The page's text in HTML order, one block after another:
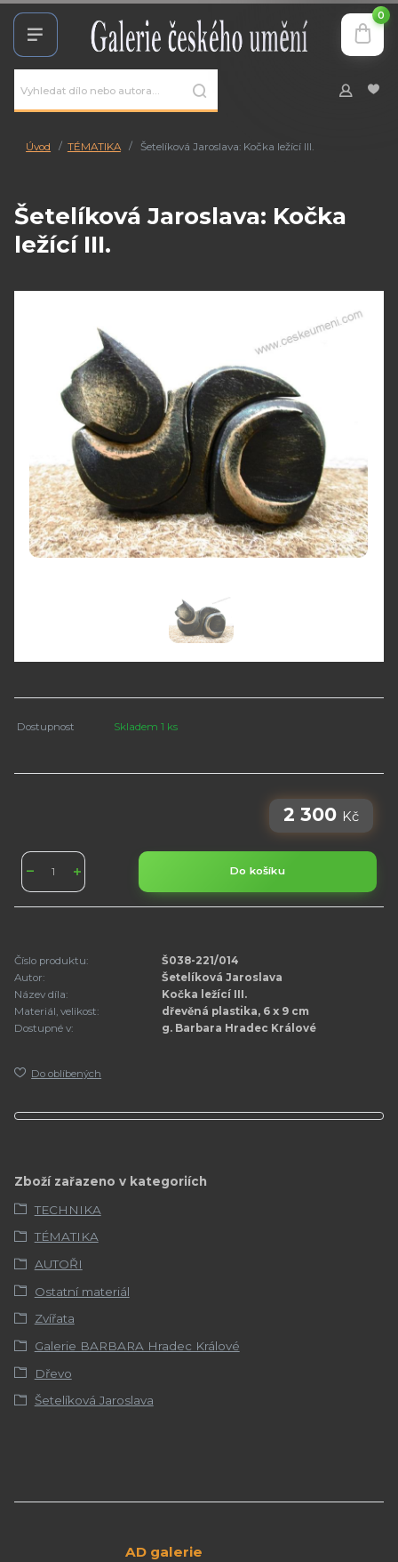
0
Úvod TÉMATIKA Šetelíková Jaroslava: Kočka ležící III.
Šetelíková Jaroslava: Kočka
ležící III.
Dostupnost Skladem 1 ks
2 300 Kč
Do košíku
Číslo produktu:
Š038-221/014
Autor:
Šetelíková Jaroslava
Název díla:
Kočka ležící III.
Materiál, velikost:
dřevěná plastika, 6 x 9 cm
Dostupné v:
g. Barbara Hradec Králové
Do oblíbených
Zboží zařazeno v kategoriích
TECHNIKA
TÉMATIKA
AUTOŘI
Ostatní materiál
Zvířata
Galerie BARBARA Hradec Králové
Dřevo
Šetelíková Jaroslava
AD galerie